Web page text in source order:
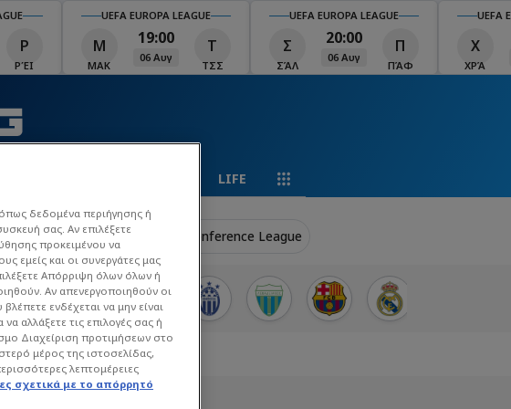
LEAGUE
19:00
ΤΣΣ
UEFA EUROPA LEAGUE
Σ
ΣΆΛ
20:00
ΠΆΦ
UEFA EUROPA LEAGUE
Χ
ΧΡΆ
20:00
ΜΠΕ
LIFE
Europa League UEFA Conference League
δεδομένα περιήγησης ή
σας. Αν επιλέξετε
προκειμένου να
εμείς και οι συνεργάτες μας
Απόρριψη όλων όλων ή
Αν απενεργοποιηθούν οι
ενδέχεται να μην είναι
αλλάξετε τις επιλογές σας ή
Διαχείριση προτιμήσεων στο
μέρος της ιστοσελίδας,
λεπτομέρειες
σχετικά με το απόρρητό